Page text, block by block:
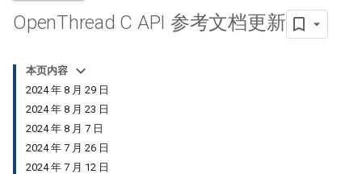
OpenThread C API 参考文档更新
本页内容
2024 年 8 月 29 日
2024 年 8 月 23 日
2024 年 8 月 7 日
2024 年 7 月 26 日
2024 年 7 月 12 日